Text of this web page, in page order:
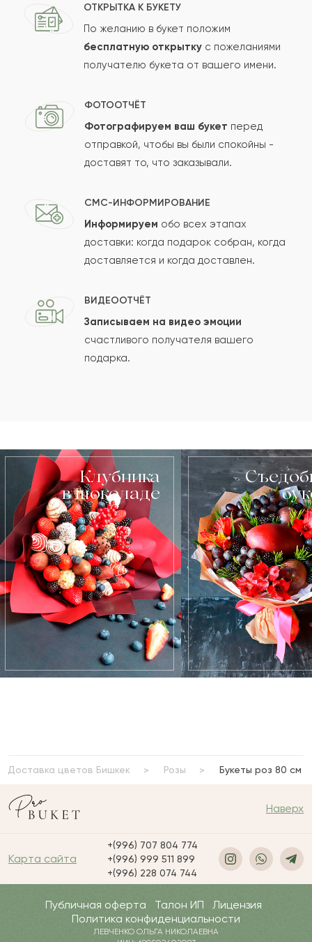
ОТКРЫТКА К БУКЕТУ
По желанию в букет положим
бесплатную открытку с пожеланиями
получателю букета от вашего имени.
ФОТООТЧЁТ
Фотографируем ваш букет перед
отправкой, чтобы вы были спокойны -
доставят то, что заказывали.
СМС-ИНФОРМИРОВАНИЕ
Информируем обо всех этапах
доставки: когда подарок собран, когда
доставляется и когда доставлен.
ВИДЕООТЧЁТ
Записываем на видео эмоции
счастливого получателя вашего
подарка.
Клубника
в шоколаде
Доставка цветов Бишкек Розы Букеты роз 80 см
Наверх
Карта сайта
+(996) 707 804 774
+(996) 999 511 899
+(996) 228 074 744
Публичная оферта Талон ИП
Лицензия
Политика конфиденциальности
ЛЕВЧЕНКО ОЛЬГА НИКОЛАЕВНА